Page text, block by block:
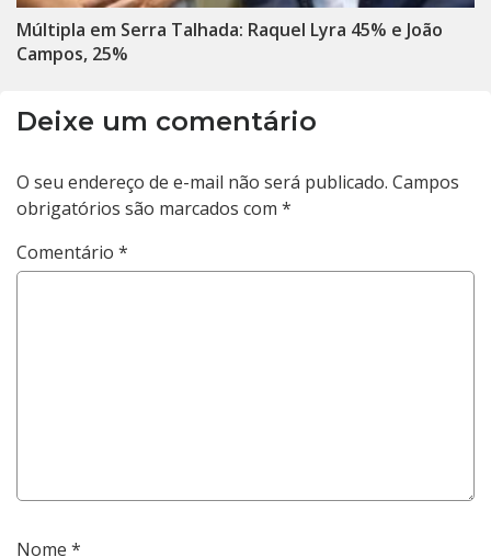
Múltipla em Serra Talhada: Raquel Lyra 45% e João
Campos, 25%
Deixe um comentário
O seu endereço de e-mail não será publicado. Campos
obrigatórios são marcados com *
Comentário *
Nome *